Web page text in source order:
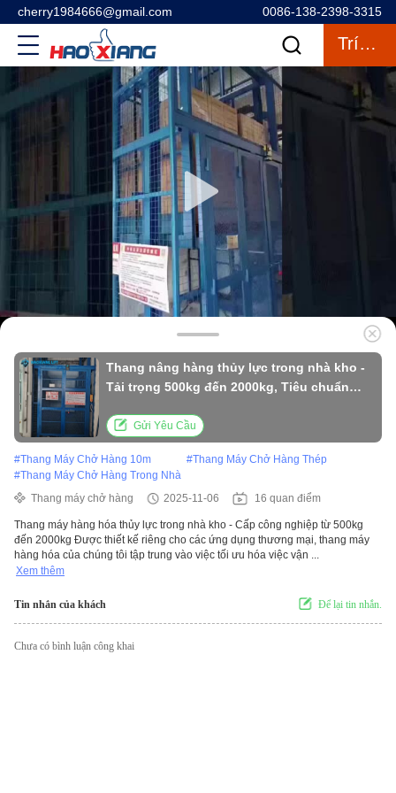
cherry1984666@gmail.com 0086-138-2398-3315
Trích Dẫn
Thang nâng hàng thủy lực trong nhà kho -
Tải trọng 500kg đến 2000kg, Tiêu chuẩn
Gửi Yêu Cầu
#Thang Máy Chở Hàng 10m #Thang Máy Chở Hàng Thép
#Thang Máy Chở Hàng Trong Nhà
Thang máy chở hàng
2025-11-06 16 quan điểm
Thang máy hàng hóa thủy lực trong nhà kho - Cấp công nghiệp từ 500kg
đến 2000kg Được thiết kế riêng cho các ứng dụng thương mại, thang máy
hàng hóa của chúng tôi tập trung vào việc tối ưu hóa việc vận ...
Xem thêm
Tin nhắn của khách Để lại tin nhắn.
Chưa có bình luận công khai